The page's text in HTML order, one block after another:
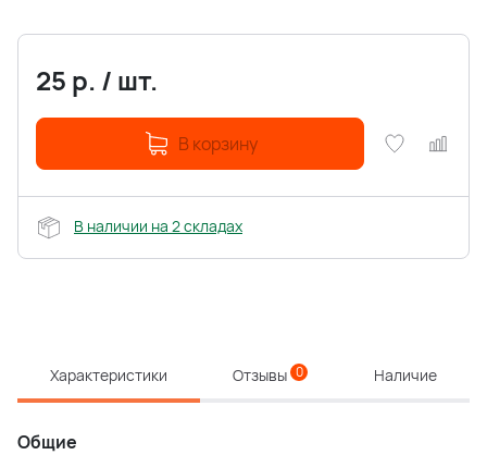
25 р. / шт.
В корзину
В наличии на 2 складах
Характеристики Отзывы 0 Наличие
Общие